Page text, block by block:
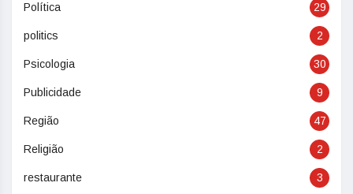
Política 29
politics 2
Psicologia 30
Publicidade 9
Região 47
Religião 2
restaurante 3